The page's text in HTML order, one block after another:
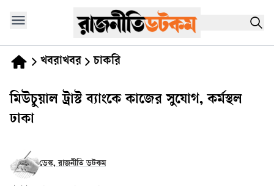
খবরাখবর চাকরি
মিউচুয়াল ট্রাস্ট ব্যাংকে কাজের সুযোগ, কর্মস্থল
ঢাকা
ডেস্ক, রাজনীতি ডটকম